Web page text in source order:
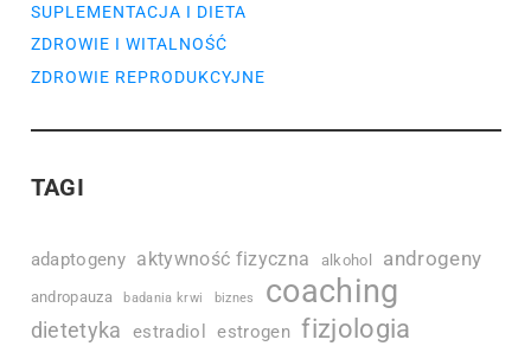
SUPLEMENTACJA I DIETA
ZDROWIE I WITALNOŚĆ
ZDROWIE REPRODUKCYJNE
TAGI
adaptogeny aktywność fizyczna alkohol androgeny
andropauza badania krwi biznes coaching
dietetyka estradiol estrogen fizjologia